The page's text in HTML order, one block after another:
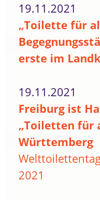
19.11.2021
„Toilette für
erste im
19.11.2021
Freiburg ist
„Toiletten für
Württemberg
2021